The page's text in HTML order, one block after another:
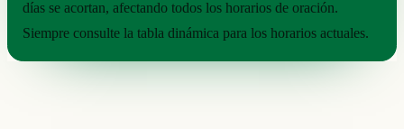
días se acortan, afectando todos los horarios de oración.
Siempre consulte la tabla dinámica para los horarios actuales.